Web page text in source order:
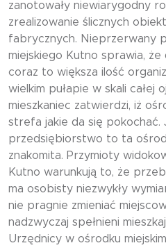
zanotowały niewiarygodny
zrealizowanie ślicznych
fabrycznych. Nieprzerwany
miejskiego Kutno sprawia, że
coraz to większa ilość
wielkim pułapie w skali całej
mieszkaniec zatwierdzi, iż
strefa jakie da się pokochać.
przedsiębiorstwo to ta
znakomita. Przymioty
Kutno warunkują to, że
ma osobisty niezwykły
nie pragnie zmieniać
nadzwyczaj spełnieni
Urzędnicy w ośrodku